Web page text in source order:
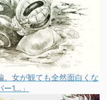
女が観ても全然面白くな
1…」